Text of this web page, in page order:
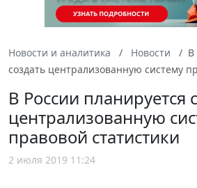
Новости и аналитика Новости
В
создать централизованную систему
В России планируется
централизованную
правовой статистики
2 июля 2019 11:24